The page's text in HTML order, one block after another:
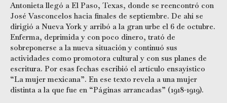
Antonieta llegó a El Paso, Texas, donde se reencontró con
José Vasconcelos hacia finales de septiembre. De ahí se
dirigió a Nueva York y arribó a la gran urbe el 6 de octubre.
Enferma, deprimida y con poco dinero, trató de
sobreponerse a la nueva situación y continuó sus
actividades como promotora cultural y con sus planes de
escritura. Por esas fechas escribió el artículo ensayístico
“La mujer mexicana”. En ese texto revela a una mujer
distinta a la que fue en “Páginas arrancadas” (1918-1919).